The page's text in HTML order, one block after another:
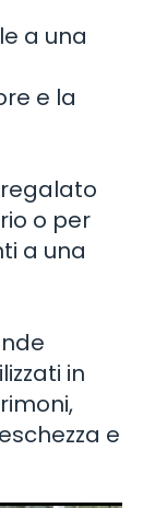
a una
e la
regalato
o per
a una
in
e